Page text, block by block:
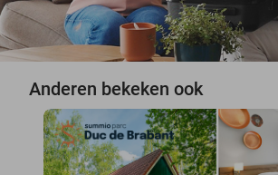
Anderen bekeken ook